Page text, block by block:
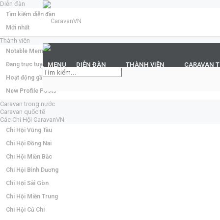
Diễn đàn
Tìm kiếm diễn đàn
Mới nhất
Thành viên
Notable Members
Đang trực tuyến
Hoạt động gần đây
New Profile Posts
Caravan trong nước
Caravan quốc tế
Các Chi Hội CaravanVN
Chi Hội Vũng Tàu
Chi Hội Đồng Nai
Chi Hội Miền Bắc
Chi Hội Bình Dương
Chi Hội Sài Gòn
Chi Hội Miền Trung
Chi Hội Củ Chi
MENU DIỄN ĐÀN THÀNH VIÊN CARAVAN